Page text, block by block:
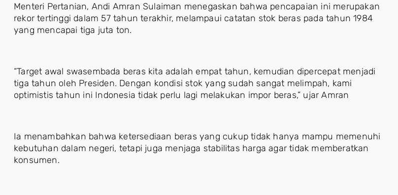
Menteri Pertanian, Andi Amran Sulaiman menegaskan bahwa pencapaian ini merupakan
rekor tertinggi dalam 57 tahun terakhir, melampaui catatan stok beras pada tahun 1984
yang mencapai tiga juta ton.
“Target awal swasembada beras kita adalah empat tahun, kemudian dipercepat menjadi
tiga tahun oleh Presiden. Dengan kondisi stok yang sudah sangat melimpah, kami
optimistis tahun ini Indonesia tidak perlu lagi melakukan impor beras,” ujar Amran
Ia menambahkan bahwa ketersediaan beras yang cukup tidak hanya mampu memenuhi
kebutuhan dalam negeri, tetapi juga menjaga stabilitas harga agar tidak memberatkan
konsumen.